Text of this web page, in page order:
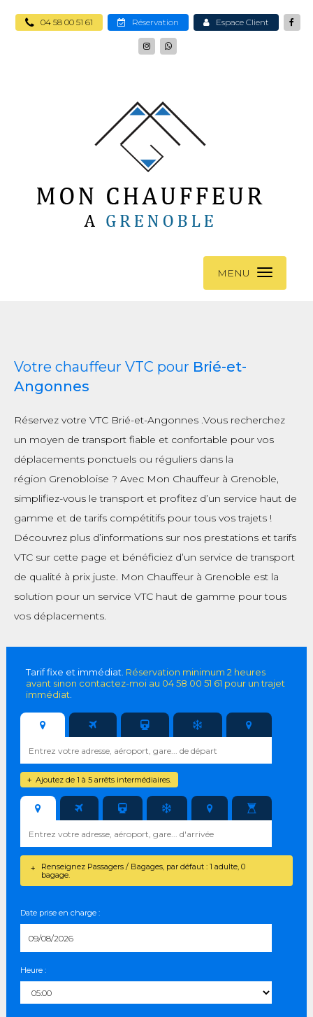
MENU
04 58 00 51 61 Réservation Espace Client
Votre chauffeur VTC pour Brié-et-
Angonnes
Réservez votre VTC Brié-et-Angonnes .Vous recherchez
un moyen de transport fiable et confortable pour vos
déplacements ponctuels ou réguliers dans la
région Grenobloise ? Avec Mon Chauffeur à Grenoble,
simplifiez-vous le transport et profitez d’un service haut de
gamme et de tarifs compétitifs pour tous vos trajets !
Découvrez plus d’informations sur nos prestations et tarifs
VTC sur cette page et bénéficiez d’un service de transport
de qualité à prix juste. Mon Chauffeur à Grenoble est la
solution pour un service VTC haut de gamme pour tous
vos déplacements.
Tarif fixe et immédiat. Réservation minimum 2 heures
avant sinon contactez-moi au 04 58 00 51 61 pour un trajet
immédiat
Ajoutez de 1 à 5 arrêts intermédiaires.
+
Renseignez Passagers / Bagages, par défaut : 1 adulte, 0
bagage.
+
Date prise en charge :
Heure :